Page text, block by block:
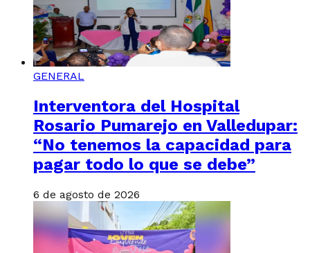
GENERAL
Interventora del Hospital
Rosario Pumarejo en Valledupar:
“No tenemos la capacidad para
pagar todo lo que se debe”
6 de agosto de 2026